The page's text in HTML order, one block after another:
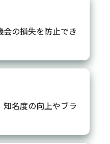
の損失を防止でき
名度の向上やブラ